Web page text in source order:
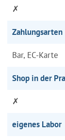
✗
Zahlungsarten
Bar, EC-Karte
Shop in der
✗
eigenes Labor